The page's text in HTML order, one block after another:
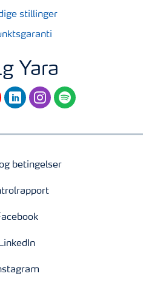
stillinger
Yara
linkedininstagram
spotify
betingelser
LinkedIn